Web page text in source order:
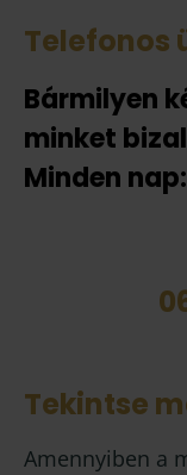
Telefonos
Bármilyen
minket
Minden
Tekintse
Amennyiben a